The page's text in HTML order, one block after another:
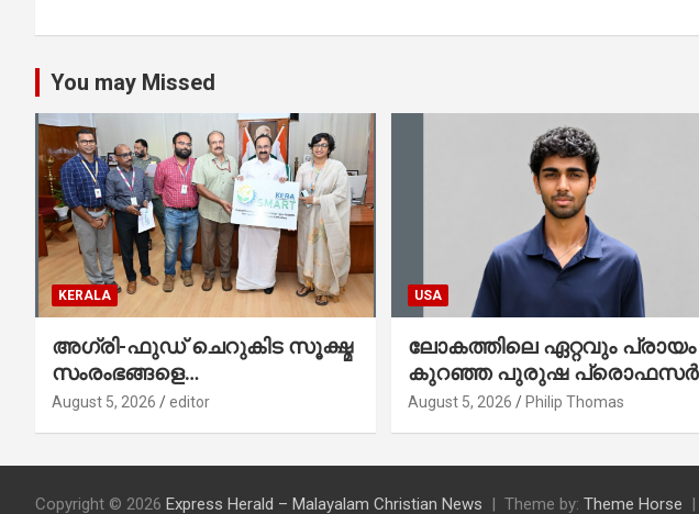
You may Missed
KERALA
അഗ്രി-ഫുഡ് ചെറുകിട സൂക്ഷ്മ
സംരംഭങ്ങളെ
ശക്തിപ്പെടുത്താന്‍ ‘സ്മാര്‍ട്ട്’
August 5, 2026 editor
USA
ലോകത്തിലെ ഏറ്റവും പ്രായം
കുറഞ്ഞ പുരുഷ പ്രൊഫസർ
ഇനി അമേരിക്കൻ മലയാളി
August 5, 2026 Philip Thomas
Copyright © 2026 Express Herald – Malayalam Christian News Theme by: Theme Horse